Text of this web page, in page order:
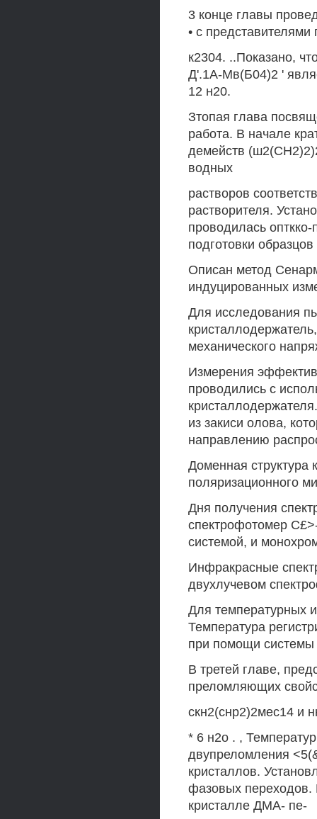
3 конце главы
• с представителями
к2304. ..Показано,
Д'.1А-Мв(Б04)2 '
12 н20.
Зтопая глава
работа. В начале
демейств
водных
растворов
растворителя.
проводилась
подготовки
Описан метод
индуцированных
Для исследования
механического
Измерения
проводились с
из закиси олова,
направлению
Доменная структура
поляризационного
Дня получения
спектрофотомер
системой, и
Инфракрасные
двухлучевом
Для температурных
Температура
при помощи системы
В третей главе,
преломляющих
скн2(снр2)2мес14 и
* 6 н2о . ,
двупреломления
кристаллов.
фазовых переходов.
кристалле ДМА- пе-